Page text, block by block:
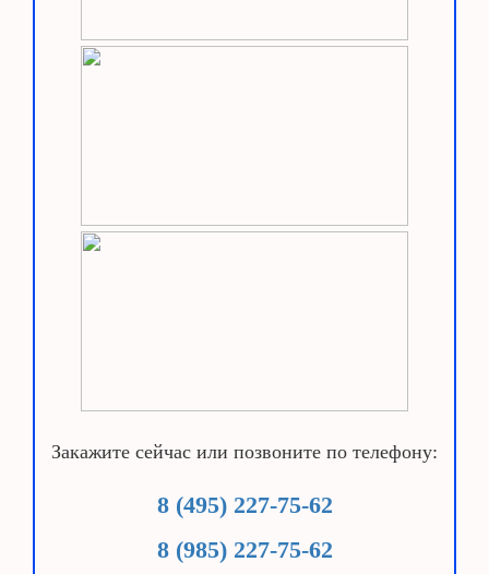
Закажите сейчас или позвоните по телефону:
8 (495) 227-75-62
8 (985) 227-75-62